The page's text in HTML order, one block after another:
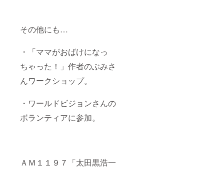
その他にも…
・「ママがおばけになっ
ちゃった！」作者のぶみさ
んワークショップ。
・ワールドビジョンさんの
ボランティアに参加。
ＡＭ１１９７「太田黒浩一